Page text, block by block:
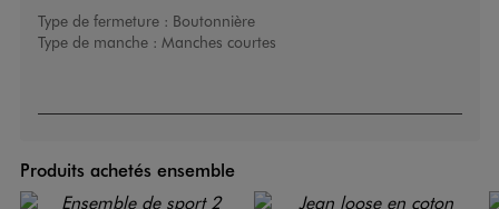
Type de fermeture : Boutonnière
Type de manche : Manches courtes
Produits achetés ensemble